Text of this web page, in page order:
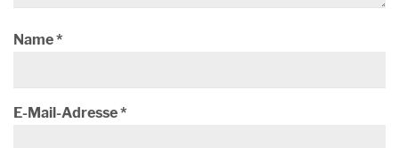
Name*
E-Mail-Adresse*